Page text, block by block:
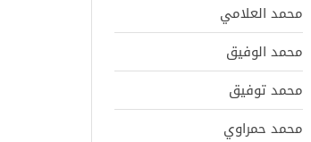
محمد العلامي
محمد الوفيق
محمد توفيق
محمد حمراوي